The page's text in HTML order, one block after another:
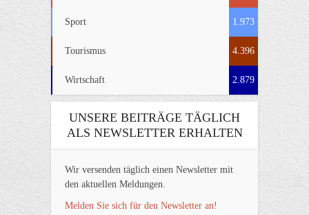
Sport 1.973
Tourismus 4.396
Wirtschaft 2.879
UNSERE BEITRÄGE TÄGLICH
ALS NEWSLETTER ERHALTEN
Wir versenden täglich einen Newsletter mit
den aktuellen Meldungen.
Melden Sie sich für den Newsletter an!